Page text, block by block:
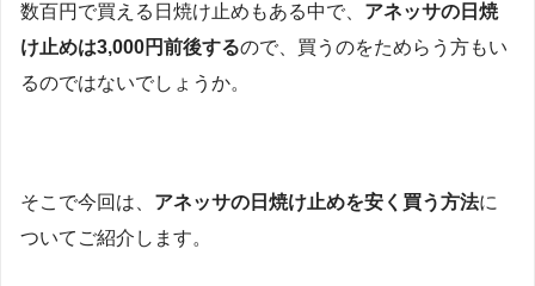
数百円で買える日焼け止めもある中で、 アネッサの日焼
け止めは3,000円前後するので、買うのをためらう方もい
るのではないでしょうか。
そこで今回は、 アネッサの日焼け止めを安く買う方法に
ついてご紹介します。